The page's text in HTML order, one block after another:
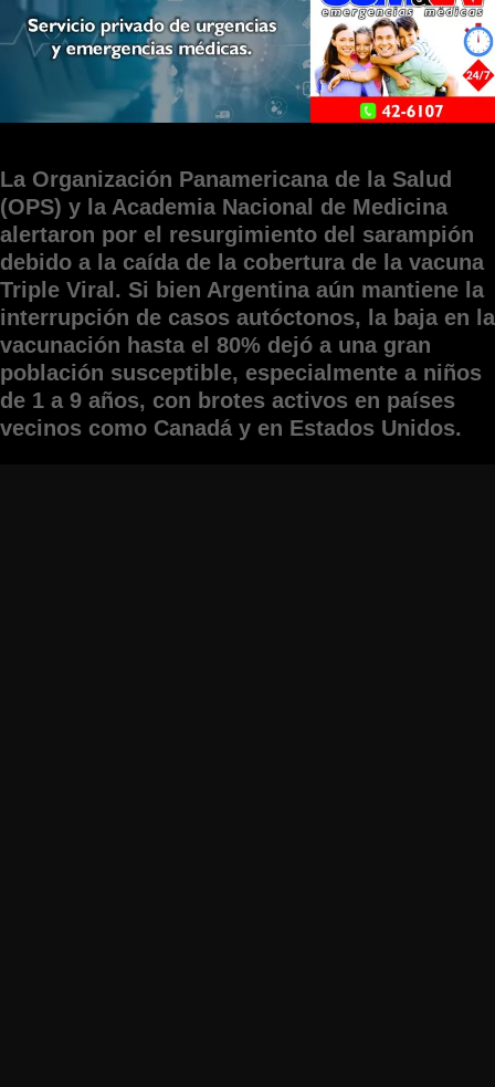
La Organización Panamericana de la Salud
(OPS) y la Academia Nacional de Medicina
alertaron por el resurgimiento del sarampión
debido a la caída de la cobertura de la vacuna
Triple Viral. Si bien Argentina aún mantiene la
interrupción de casos autóctonos, la baja en la
vacunación hasta el 80% dejó a una gran
población susceptible, especialmente a niños
de 1 a 9 años, con brotes activos en países
vecinos como Canadá y en Estados Unidos.